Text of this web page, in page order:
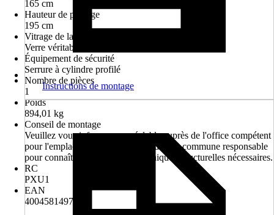
165 cm
Hauteur de passage
195 cm
Vitrage de la porte
Verre véritable
Équipement de sécurité
Serrure à cylindre profilé
Nombre de pièces
1
Poids
894,01 kg
Conseil de montage
Veuillez vous informer au préalable auprès de l'office compétent
pour l'emplacement de montage ou de la commune responsable
pour connaître les exigences techniques structurelles nécessaires.
RC
PXU1
EAN
4004581497293
Instructions de montage